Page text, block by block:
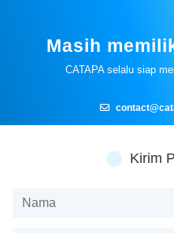
Masih
CATAPA selalu siap
Kirim